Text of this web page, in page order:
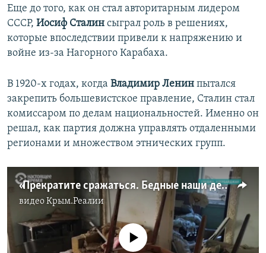
Еще до того, как он стал авторитарным лидером
СССР, Иосиф Сталин сыграл роль в решениях,
которые впоследствии привели к напряжению и
войне из-за Нагорного Карабаха.
В 1920-х годах, когда Владимир Ленин пытался
закрепить большевистское правление, Сталин стал
комиссаром по делам национальностей. Именно он
решал, как партия должна управлять отдаленными
регионами и множеством этнических групп.
«Прекратите сражаться. Бедные наши дети». Обстрелы в Нагорном Карабахе (видео)
видеоКрым.Реалии
No media source currently available